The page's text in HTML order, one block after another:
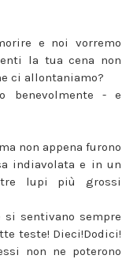
e noi vorremo
la tua cena non
ci allontaniamo?
benevolmente - e
non appena furono
indiavolata e in un
lupi più grossi
sentivano sempre
teste! Dieci!Dodici!
non ne poterono